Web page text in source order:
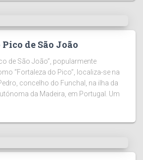
de São João
de São João”, popularmente
“Fortaleza do Pico”, localiza-se na
concelho do Funchal, na ilha da
da Madeira, em Portugal. Um